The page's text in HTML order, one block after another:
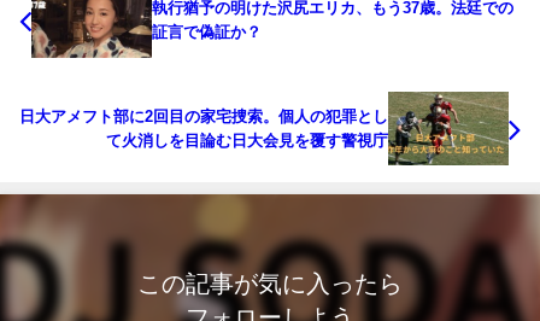
執行猶予の明けた沢尻エリカ、もう37歳。法廷での
証言で偽証か？
日大アメフト部に2回目の家宅捜索。個人の犯罪とし
て火消しを目論む日大会見を覆す警視庁
この記事が気に入ったら